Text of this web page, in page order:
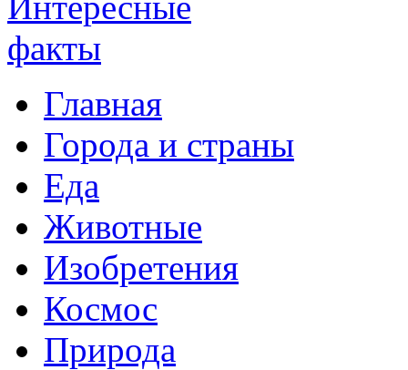
Главная
Города и страны
Еда
Животные
Изобретения
Космос
Природа